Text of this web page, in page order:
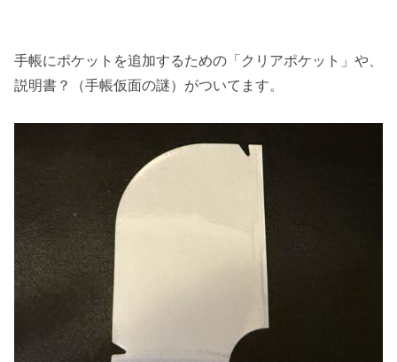
手帳にポケットを追加するための「クリアポケット」や、
説明書？（手帳仮面の謎）がついてます。